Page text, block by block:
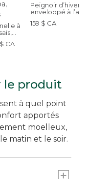
à
CA
Peignoir d’hiver
enveloppé à
en molleton,
femmes
159 $ CA
le produit
à quel point
apportés
moelleux,
matin et le soir.